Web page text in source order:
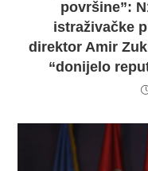
površine”:
istraživačke
direktor Amir
“donijelo